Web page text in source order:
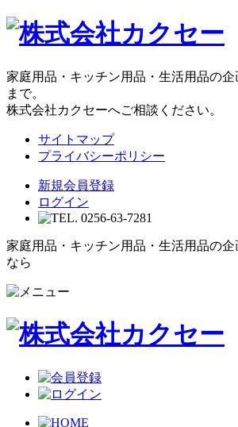
家庭用品・キッチン用品・生活用品の
まで。
株式会社カクセーへご相談ください。
サイトマップ
プライバシーポリシー
新規会員登録
ログイン
家庭用品・キッチン用品・生活用品の
なら